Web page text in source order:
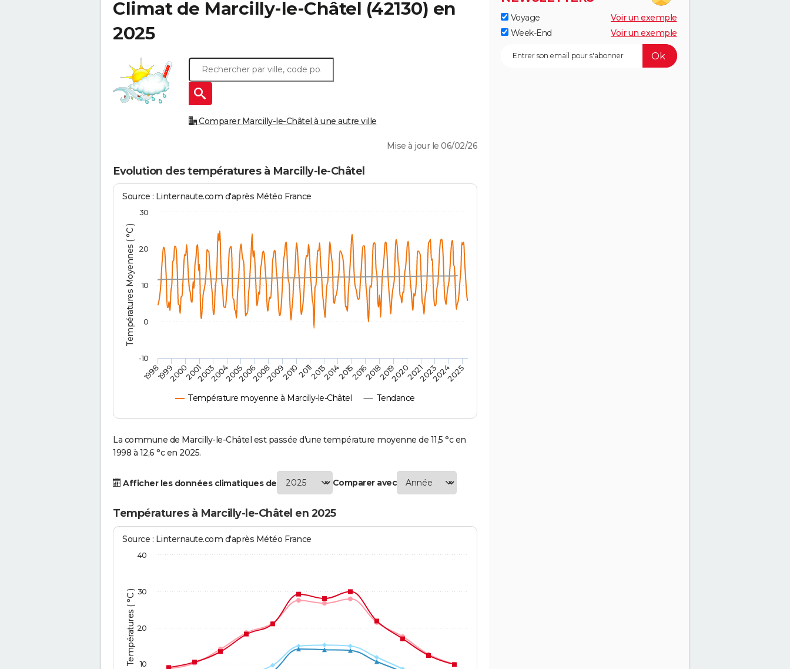
Climat de Marcilly-le-Châtel (42130) en
2025
Comparer Marcilly-le-Châtel à une autre ville
Mise à jour le 06/02/26
Evolution des températures à Marcilly-le-Châtel
Températures Moyennes ( °C )
Source : Linternaute.com d'après Météo France
Température moyenne à Marcilly-le-Châtel Tendance
1998 2014
199920002001200320042005200620082009201020112013 201520162018201920202021202320242025
-10
0
10
20
30
La commune de Marcilly-le-Châtel est passée d'une température moyenne de 11,5 °c en
1998 à 12,6 °c en 2025.
Afficher les données climatiques de Comparer avec
Températures à Marcilly-le-Châtel en 2025
Températures ( °C )
Source : Linternaute.com d'après Météo France
10
20
30
40
Voyage
Voir un exemple
Week-End
Voir un exemple